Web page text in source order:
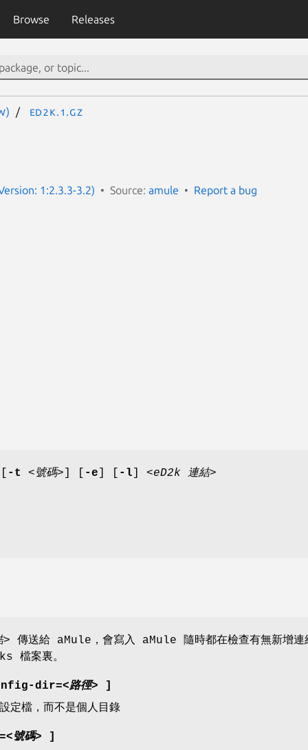
Browse Releases
ed2k.1.gz
1:2.3.3-3.2) Source: amule Report a bug
-t <號碼> -e -l <eD2k 連結>
> 傳送給 aMule，會寫入 aMule 隨時都在檢查有無新增連
檔案裏。
dir=<路徑>
]
定檔，而不是個人目錄
=<號碼>
]